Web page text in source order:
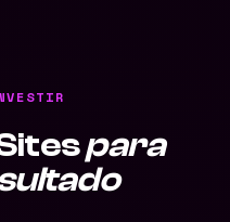
para